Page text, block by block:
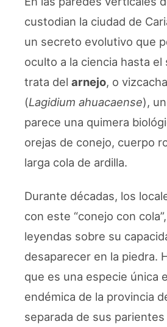
custodian la ciudad de
un secreto evolutivo que
oculto a la ciencia hasta el
trata del arnejo, o
(Lagidium ahuacaense),
parece una quimera
orejas de conejo, cuerpo
larga cola de ardilla.
Durante décadas, los
con este “conejo con
leyendas sobre su
desaparecer en la piedra.
que es una especie única
endémica de la provincia
separada de sus